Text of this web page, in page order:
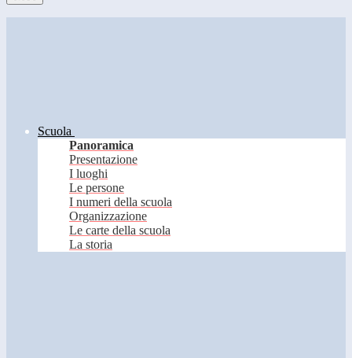
Scuola
Panoramica
Presentazione
I luoghi
Le persone
I numeri della scuola
Organizzazione
Le carte della scuola
La storia